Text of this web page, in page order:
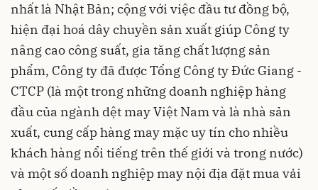
nhất là Nhật Bản; cộng với việc đầu tư đồng bộ,
hiện đại hoá dây chuyền sản xuất giúp Công ty
nâng cao công suất, gia tăng chất lượng sản
phẩm, Công ty đã được Tổng Công ty Đức Giang -
CTCP (là một trong những doanh nghiệphàng
đầu của ngành dệt may Việt Nam và là nhà sản
xuất, cung cấp hàng may mặc uy tín cho nhiều
khách hàng nổi tiếng trên thế giới và trong nước)
và một số doanh nghiệp may nội địa đặt mua vải